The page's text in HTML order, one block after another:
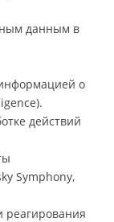
данным в
о
действий
Symphony,
реагирования